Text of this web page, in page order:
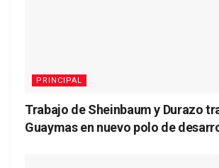
PRINCIPAL
Trabajo de Sheinbaum y Durazo
Guaymas en nuevo polo de